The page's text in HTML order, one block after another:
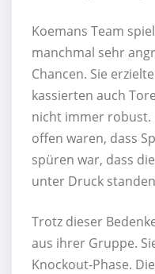
Koemans Team
manchmal sehr
Chancen. Sie
kassierten auch
nicht immer robust.
offen waren, dass
spüren war, dass
unter Druck
Trotz dieser
aus ihrer Gruppe.
Knockout-Phase.